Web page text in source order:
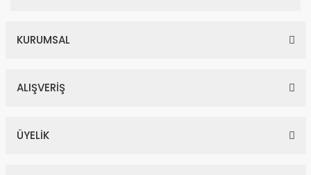
KURUMSAL
ALIŞVERİŞ
ÜYELİK